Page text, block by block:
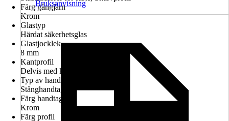
Färg gångjärn
Krom
Glastyp
Härdat säkerhetsglas
Glastjocklek
8 mm
Kantprofil
Delvis med kantprofil
Typ av handtag
Stånghandtag
Färg handtag
Krom
Färg profil
Bruksanvisning